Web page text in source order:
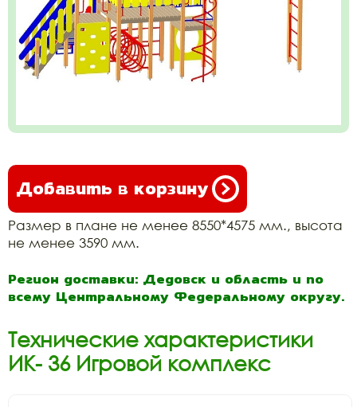
Добавить в корзину
Размер в плане не менее 8550*4575 мм., высота
не менее 3590 мм.
Регион доставки: Дедовск и область и по
всему Центральному Федеральному округу.
Технические характеристики
ИК- 36 Игровой комплекс